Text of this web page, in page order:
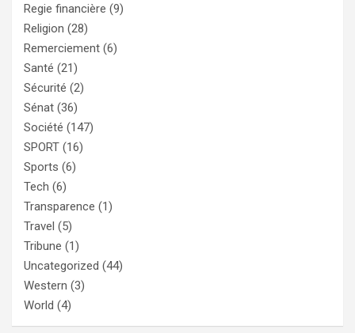
Regie financière (9)
Religion (28)
Remerciement (6)
Santé (21)
Sécurité (2)
Sénat (36)
Société (147)
SPORT (16)
Sports (6)
Tech (6)
Transparence (1)
Travel (5)
Tribune (1)
Uncategorized (44)
Western (3)
World (4)